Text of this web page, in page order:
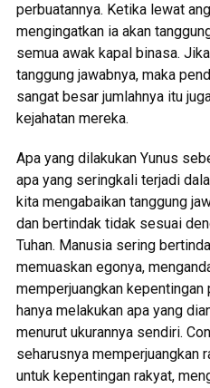
perbuatannya. Ketika lewat
mengingatkan ia akan
semua awak kapal binasa.
tanggung jawabnya, maka
sangat besar jumlahnya itu
kejahatan mereka.
Apa yang dilakukan Yunus
apa yang seringkali terjadi
kita mengabaikan tanggung
dan bertindak tidak sesuai
Tuhan. Manusia sering
memuaskan egonya,
memperjuangkan
hanya melakukan apa yang
menurut ukurannya sendiri.
seharusnya memperjuangkan
untuk kepentingan rakyat,